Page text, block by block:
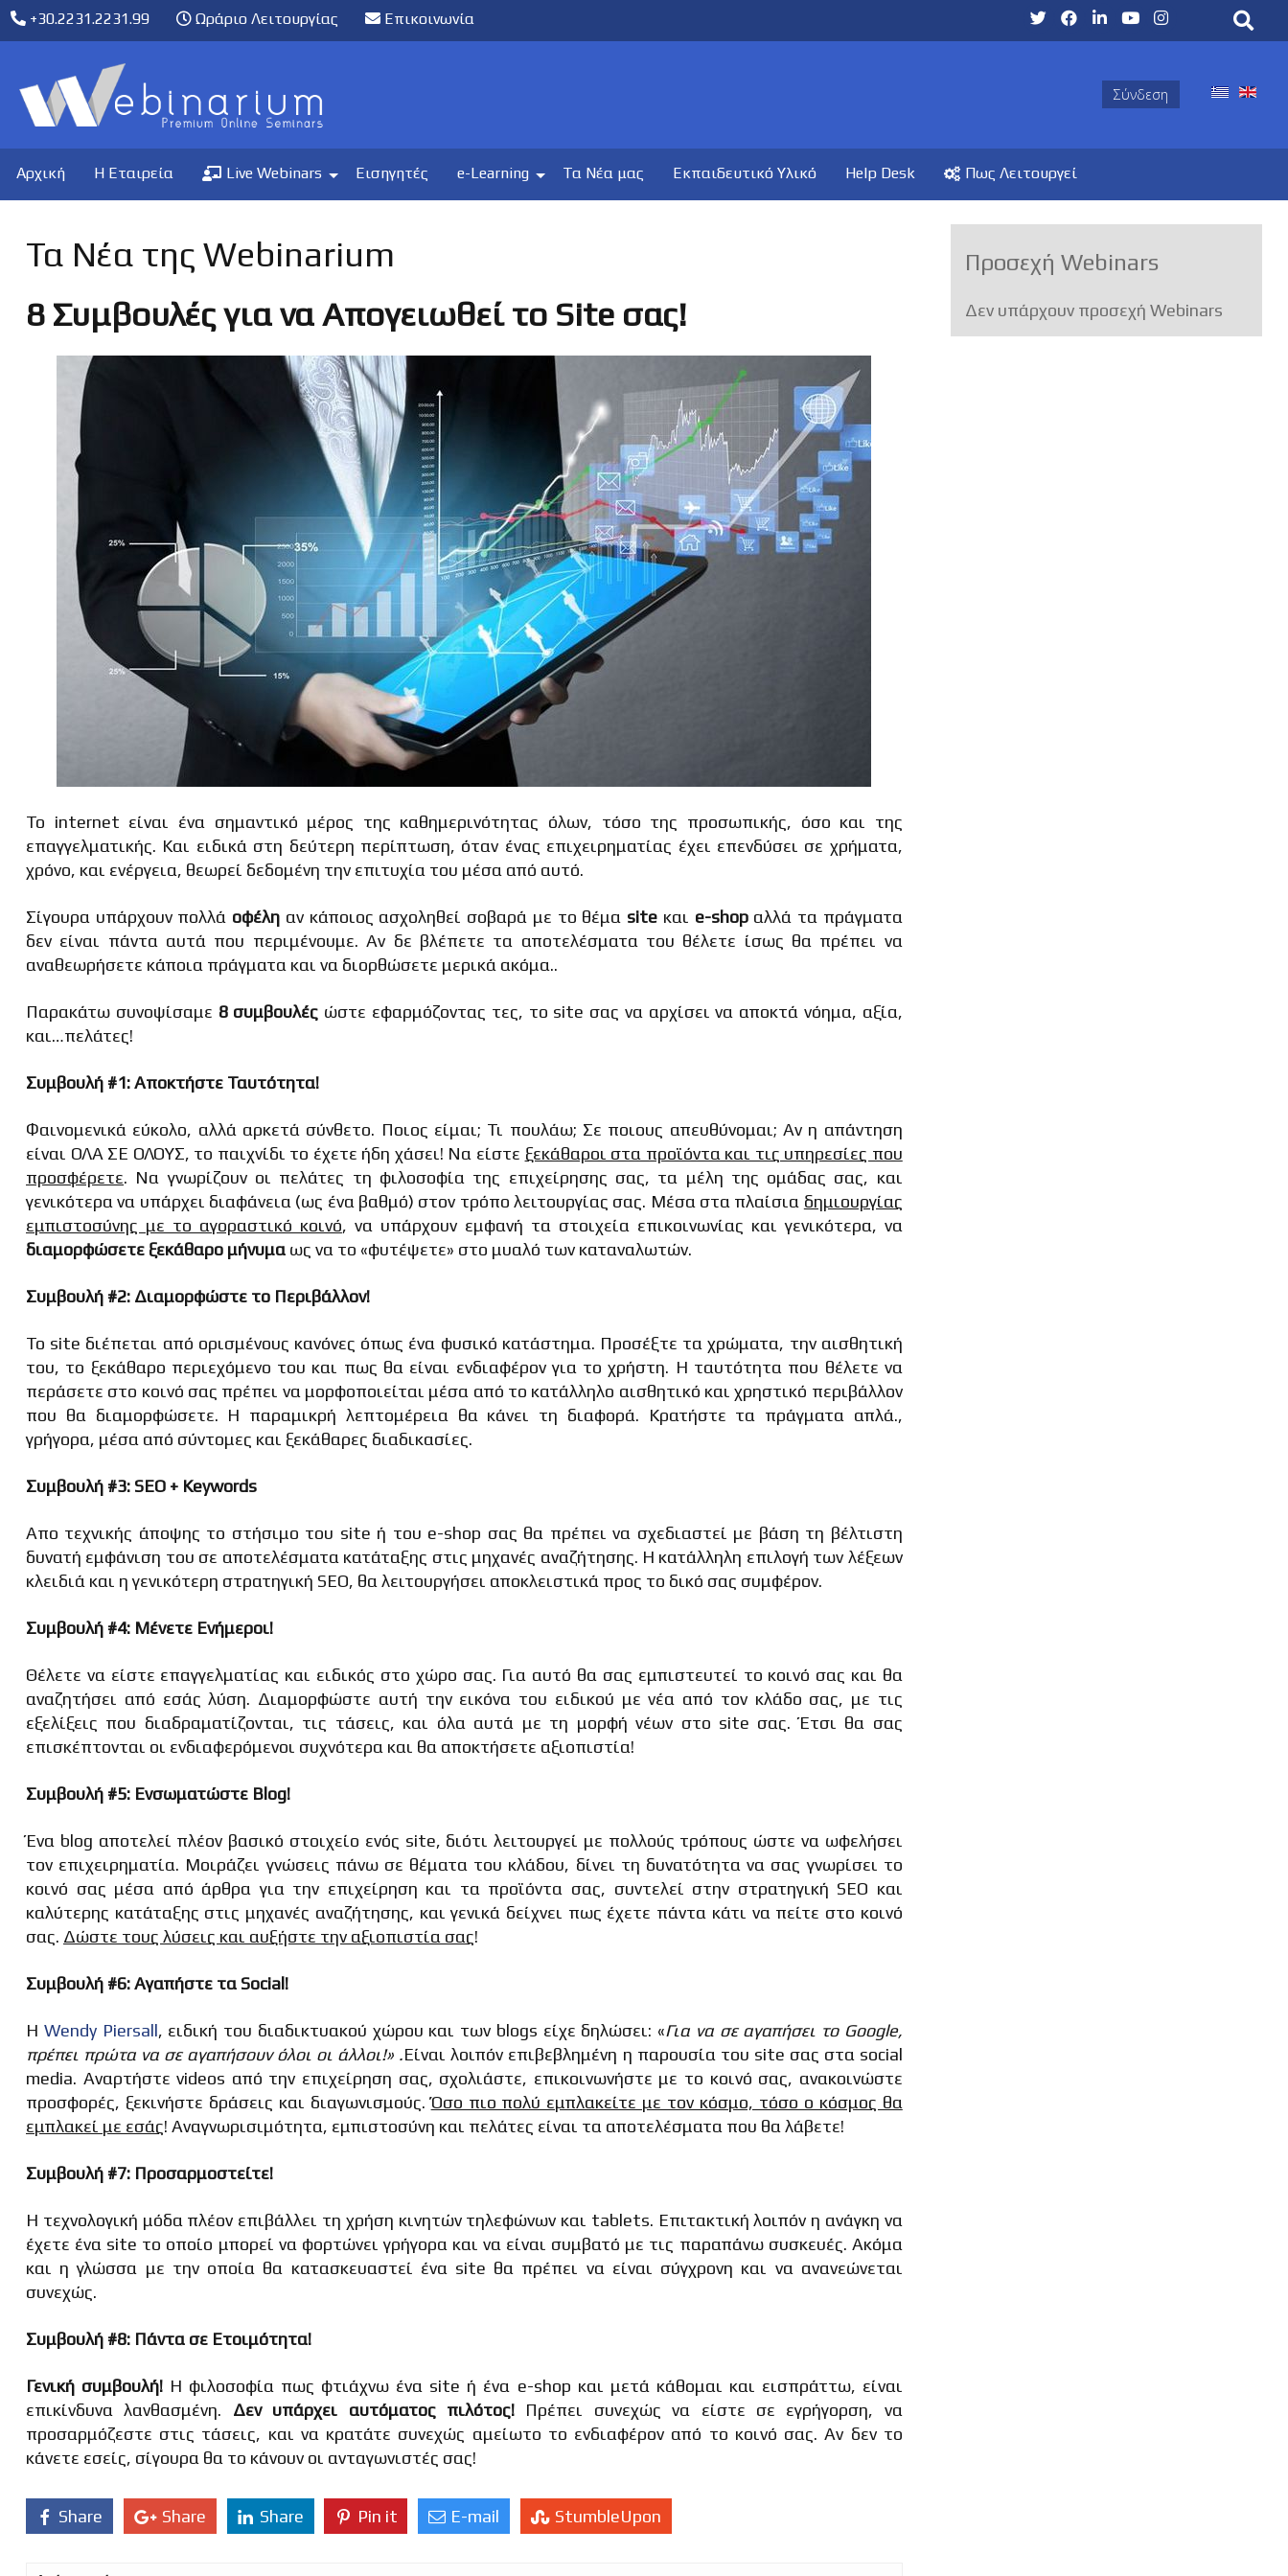
+30.2231.2231.99 Ωράριο Λειτουργίας Επικοινωνία
Σύνδεση
Αρχική Η Εταιρεία Live Webinars Εισηγητές e-Learning Τα Νέα μας Εκπαιδευτικό Υλικό Help Desk Πως Λειτουργεί
Τα Νέα της Webinarium
8 Συμβουλές για να Απογειωθεί το Site σας!
Το internet είναι ένα σημαντικό μέρος της καθημερινότητας όλων, τόσο της προσωπικής, όσο και της
επαγγελματικής. Και ειδικά στη δεύτερη περίπτωση, όταν ένας επιχειρηματίας έχει επενδύσει σε χρήματα,
χρόνο, και ενέργεια, θεωρεί δεδομένη την επιτυχία του μέσα από αυτό.
Σίγουρα υπάρχουν πολλά οφέλη αν κάποιος ασχοληθεί σοβαρά με το θέμα site και e-shopαλλά τα πράγματα
δεν είναι πάντα αυτά που περιμένουμε. Αν δε βλέπετε τα αποτελέσματα του θέλετε ίσως θα πρέπει να
αναθεωρήσετε κάποια πράγματα και να διορθώσετε μερικά ακόμα..
Παρακάτω συνοψίσαμε 8 συμβουλές ώστε εφαρμόζοντας τες, το site σας να αρχίσει να αποκτά νόημα, αξία,
και…πελάτες!
Συμβουλή #1: Αποκτήστε Ταυτότητα!
Φαινομενικά εύκολο, αλλά αρκετά σύνθετο. Ποιος είμαι; Τι πουλάω; Σε ποιους απευθύνομαι; Αν η απάντηση
είναι ΟΛΑ ΣΕ ΟΛΟΥΣ, το παιχνίδι το έχετε ήδη χάσει! Να είστε ξεκάθαροι στα προϊόντα και τις υπηρεσίες που
προσφέρετε. Να γνωρίζουν οι πελάτες τη φιλοσοφία της επιχείρησης σας, τα μέλη της ομάδας σας, και
γενικότερα να υπάρχει διαφάνεια (ως ένα βαθμό) στον τρόπο λειτουργίας σας. Μέσα στα πλαίσια δημιουργίας
εμπιστοσύνης με το αγοραστικό κοινό, να υπάρχουν εμφανή τα στοιχεία επικοινωνίας και γενικότερα, να
διαμορφώσετε ξεκάθαρο μήνυμα ως να το «φυτέψετε» στο μυαλό των καταναλωτών.
Συμβουλή #2: Διαμορφώστε το Περιβάλλον!
Το site διέπεται από ορισμένους κανόνες όπως ένα φυσικό κατάστημα. Προσέξτε τα χρώματα, την αισθητική
του, το ξεκάθαρο περιεχόμενο του και πως θα είναι ενδιαφέρον για το χρήστη. Η ταυτότητα που θέλετε να
περάσετε στο κοινό σας πρέπει να μορφοποιείται μέσα από το κατάλληλο αισθητικό και χρηστικό περιβάλλον
που θα διαμορφώσετε. Η παραμικρή λεπτομέρεια θα κάνει τη διαφορά. Κρατήστε τα πράγματα απλά.,
γρήγορα, μέσα από σύντομες και ξεκάθαρες διαδικασίες.
Συμβουλή #3: SEO + Keywords
Απο τεχνικής άποψης το στήσιμο του site ή του e-shop σας θα πρέπει να σχεδιαστεί με βάση τη βέλτιστη
δυνατή εμφάνιση του σε αποτελέσματα κατάταξης στις μηχανές αναζήτησης. Η κατάλληλη επιλογή των λέξεων
κλειδιά και η γενικότερη στρατηγική SEO, θα λειτουργήσει αποκλειστικά προς το δικό σας συμφέρον.
Συμβουλή #4: Μένετε Ενήμεροι!
Θέλετε να είστε επαγγελματίας και ειδικός στο χώρο σας. Για αυτό θα σας εμπιστευτεί το κοινό σας και θα
αναζητήσει από εσάς λύση. Διαμορφώστε αυτή την εικόνα του ειδικού με νέα από τον κλάδο σας, με τις
εξελίξεις που διαδραματίζονται, τις τάσεις, και όλα αυτά με τη μορφή νέων στο site σας. Έτσι θα σας
επισκέπτονται οι ενδιαφερόμενοι συχνότερα και θα αποκτήσετε αξιοπιστία!
Συμβουλή #5: Ενσωματώστε Blog!
Ένα blog αποτελεί πλέον βασικό στοιχείο ενός site, διότι λειτουργεί με πολλούς τρόπους ώστε να ωφελήσει
τον επιχειρηματία. Μοιράζει γνώσεις πάνω σε θέματα του κλάδου, δίνει τη δυνατότητα να σας γνωρίσει το
κοινό σας μέσα από άρθρα για την επιχείρηση και τα προϊόντα σας, συντελεί στην στρατηγική SEO και
καλύτερης κατάταξης στις μηχανές αναζήτησης, και γενικά δείχνει πως έχετε πάντα κάτι να πείτε στο κοινό
σας. Δώστε τους λύσεις και αυξήστε την αξιοπιστία σας!
Συμβουλή #6: Αγαπήστε τα Social!
Η Wendy Piersall, ειδική του διαδικτυακού χώρου και των blogs είχε δηλώσει: «Για να σε αγαπήσει το Google,
πρέπει πρώτα να σε αγαπήσουν όλοι οι άλλοι!» .Είναι λοιπόν επιβεβλημένη η παρουσία του site σας στα social
media. Αναρτήστε videos από την επιχείρηση σας, σχολιάστε, επικοινωνήστε με το κοινό σας, ανακοινώστε
προσφορές, ξεκινήστε δράσεις και διαγωνισμούς.Όσο πιο πολύ εμπλακείτε με τον κόσμο, τόσο ο κόσμος θα
εμπλακεί με εσάς! Αναγνωρισιμότητα, εμπιστοσύνη και πελάτες είναι τα αποτελέσματα που θα λάβετε!
Συμβουλή #7: Προσαρμοστείτε!
Η τεχνολογική μόδα πλέον επιβάλλει τη χρήση κινητών τηλεφώνων και tablets. Επιτακτική λοιπόν η ανάγκη να
έχετε ένα site το οποίο μπορεί να φορτώνει γρήγορα και να είναι συμβατό με τις παραπάνω συσκευές. Ακόμα
και η γλώσσα με την οποία θα κατασκευαστεί ένα site θα πρέπει να είναι σύγχρονη και να ανανεώνεται
συνεχώς.
Συμβουλή #8: Πάντα σε Ετοιμότητα!
Γενική συμβουλή! Η φιλοσοφία πως φτιάχνω ένα site ή ένα e-shop και μετά κάθομαι και εισπράττω, είναι
επικίνδυνα λανθασμένη. Δεν υπάρχει αυτόματος πιλότος! Πρέπει συνεχώς να είστε σε εγρήγορση, να
προσαρμόζεστε στις τάσεις, και να κρατάτε συνεχώς αμείωτο το ενδιαφέρον από το κοινό σας. Αν δεν το
κάνετε εσείς, σίγουρα θα το κάνουν οι ανταγωνιστές σας!
Share Share Share Pin it E-mail StumbleUpon
Προσεχή Webinars
Δεν υπάρχουν προσεχή Webinars